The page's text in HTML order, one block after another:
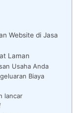
Website di Jasa
Laman
Usaha Anda
Biaya
lancar